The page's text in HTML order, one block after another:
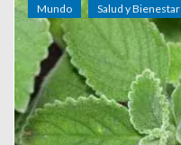
Mundo Salud y Bienestar